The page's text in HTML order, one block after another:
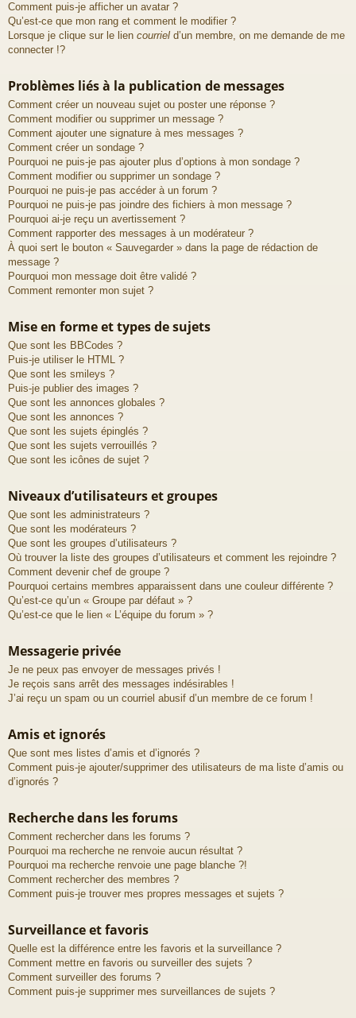
Comment puis-je afficher un avatar ?
Qu’est-ce que mon rang et comment le modifier ?
Lorsque je clique sur le lien courriel d’un membre, on me demande de me
connecter !?
Problèmes liés à la publication de messages
Comment créer un nouveau sujet ou poster une réponse ?
Comment modifier ou supprimer un message ?
Comment ajouter une signature à mes messages ?
Comment créer un sondage ?
Pourquoi ne puis-je pas ajouter plus d’options à mon sondage ?
Comment modifier ou supprimer un sondage ?
Pourquoi ne puis-je pas accéder à un forum ?
Pourquoi ne puis-je pas joindre des fichiers à mon message ?
Pourquoi ai-je reçu un avertissement ?
Comment rapporter des messages à un modérateur ?
À quoi sert le bouton « Sauvegarder » dans la page de rédaction de
message ?
Pourquoi mon message doit être validé ?
Comment remonter mon sujet ?
Mise en forme et types de sujets
Que sont les BBCodes ?
Puis-je utiliser le HTML ?
Que sont les smileys ?
Puis-je publier des images ?
Que sont les annonces globales ?
Que sont les annonces ?
Que sont les sujets épinglés ?
Que sont les sujets verrouillés ?
Que sont les icônes de sujet ?
Niveaux d’utilisateurs et groupes
Que sont les administrateurs ?
Que sont les modérateurs ?
Que sont les groupes d’utilisateurs ?
Où trouver la liste des groupes d’utilisateurs et comment les rejoindre ?
Comment devenir chef de groupe ?
Pourquoi certains membres apparaissent dans une couleur différente ?
Qu’est-ce qu’un « Groupe par défaut » ?
Qu’est-ce que le lien « L’équipe du forum » ?
Messagerie privée
Je ne peux pas envoyer de messages privés !
Je reçois sans arrêt des messages indésirables !
J’ai reçu un spam ou un courriel abusif d’un membre de ce forum !
Amis et ignorés
Que sont mes listes d’amis et d’ignorés ?
Comment puis-je ajouter/supprimer des utilisateurs de ma liste d’amis ou
d’ignorés ?
Recherche dans les forums
Comment rechercher dans les forums ?
Pourquoi ma recherche ne renvoie aucun résultat ?
Pourquoi ma recherche renvoie une page blanche ?!
Comment rechercher des membres ?
Comment puis-je trouver mes propres messages et sujets ?
Surveillance et favoris
Quelle est la différence entre les favoris et la surveillance ?
Comment mettre en favoris ou surveiller des sujets ?
Comment surveiller des forums ?
Comment puis-je supprimer mes surveillances de sujets ?